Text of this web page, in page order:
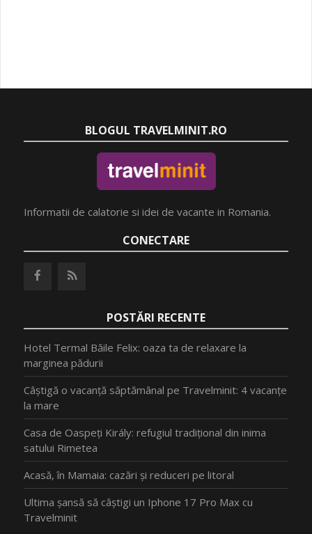
BLOGUL TRAVELMINIT.RO
Informatii de calatorie si idei de vacante in Romania.
CONECTARE
POSTĂRI RECENTE
Hotel Termal Băile Felix: oaza ta de relaxare la
marginea pădurii
Câștigă o vacanță săptămânal pe Travelminit: 4 vacanțe
la mare
Casa de Oaspeți Király: refugiul tradițional din inima
satului Rimetea
Acasă, în Mamaia: cazări și reduceri pe litoral
Ultima șansă să câștigi un Iphone 17 Pro Max cu
Travelminit